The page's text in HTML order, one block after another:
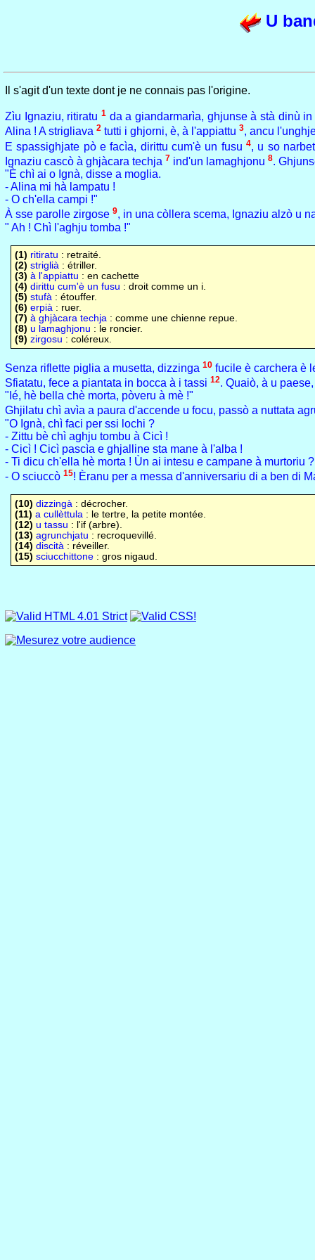
U
Il s'agit d'un texte dont je ne connais pas l'origine.
Zìu Ignaziu, ritiratu 1 da a giandarmarìa, ghjunse à stà dinù
Alina ! A strigliava 2 tutti i ghjorni, è, à l'appiattu 3, ancu
E spassighjate pò e facìa, dirittu cum'è un fusu 4, u so
Ignaziu cascò à ghjàcara techja 7 ind'un lamaghjonu 8.
"È chì ai o Ignà, disse a moglia.
- Alina mi hà lampatu !
- O ch'ella campi !"
À sse parolle zirgose 9, in una còllera scema, Ignaziu alzò u
" Ah ! Chì l'aghju tomba !"
(1) ritiratu : retraité.
(2) striglià : étriller.
(3) à l'appiattu : en cachette
(4) dirittu cum'è un fusu : droit comme un i.
(5) stufà : étouffer.
(6) erpià : ruer.
(7) à ghjàcara techja : comme une chienne repue.
(8) u lamaghjonu : le roncier.
(9) zirgosu : coléreux.
Senza riflette piglia a musetta, dizzinga 10 fucile è carchera è
Sfiatatu, fece a piantata in bocca à i tassi 12. Quaiò, à u
"Ié, hè bella chè morta, pòveru à mè !"
Ghjilatu chì avìa a paura d'accende u focu, passò a nuttata
"O Ignà, chì faci per ssi lochi ?
- Zittu bè chì aghju tombu à Cicì !
- Cicì ! Cicì pascìa e ghjalline sta mane à l'alba !
- Ti dicu ch'ella hè morta ! Ùn ai intesu e campane à murtoriu ?
- O sciuccò 15! Èranu per a messa d'anniversariu di a ben di
(10) dizzingà: décrocher.
(11) a cullèttula: le tertre, la petite montée.
(12) u tassu : l'if (arbre).
(13) agrunchjatu : recroquevillé.
(14) discità: réveiller.
(15) sciucchittone: gros nigaud.